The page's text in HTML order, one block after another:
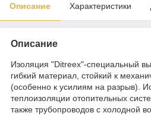
Описание Характеристики
Описание
Изоляция "Ditreex"-специальный
гибкий материал, стойкий к
(особенно к усилиям на разрыв).
теплоизоляции отопительных
также трубопроводов с холодной